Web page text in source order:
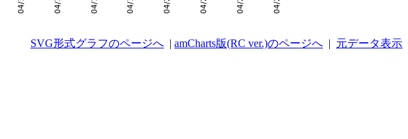
SVG形式グラフのページへ | amCharts版(RC ver.)のページへ | 元データ表示